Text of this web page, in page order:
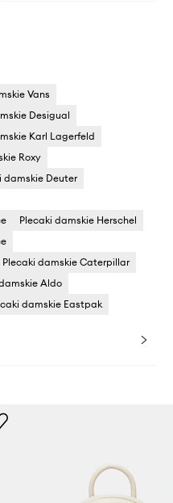
Vans
Desigual
Karl Lagerfeld
Roxy
damskie Deuter
Plecaki damskie Herschel
Plecaki damskie Caterpillar
Aldo
damskie Eastpak